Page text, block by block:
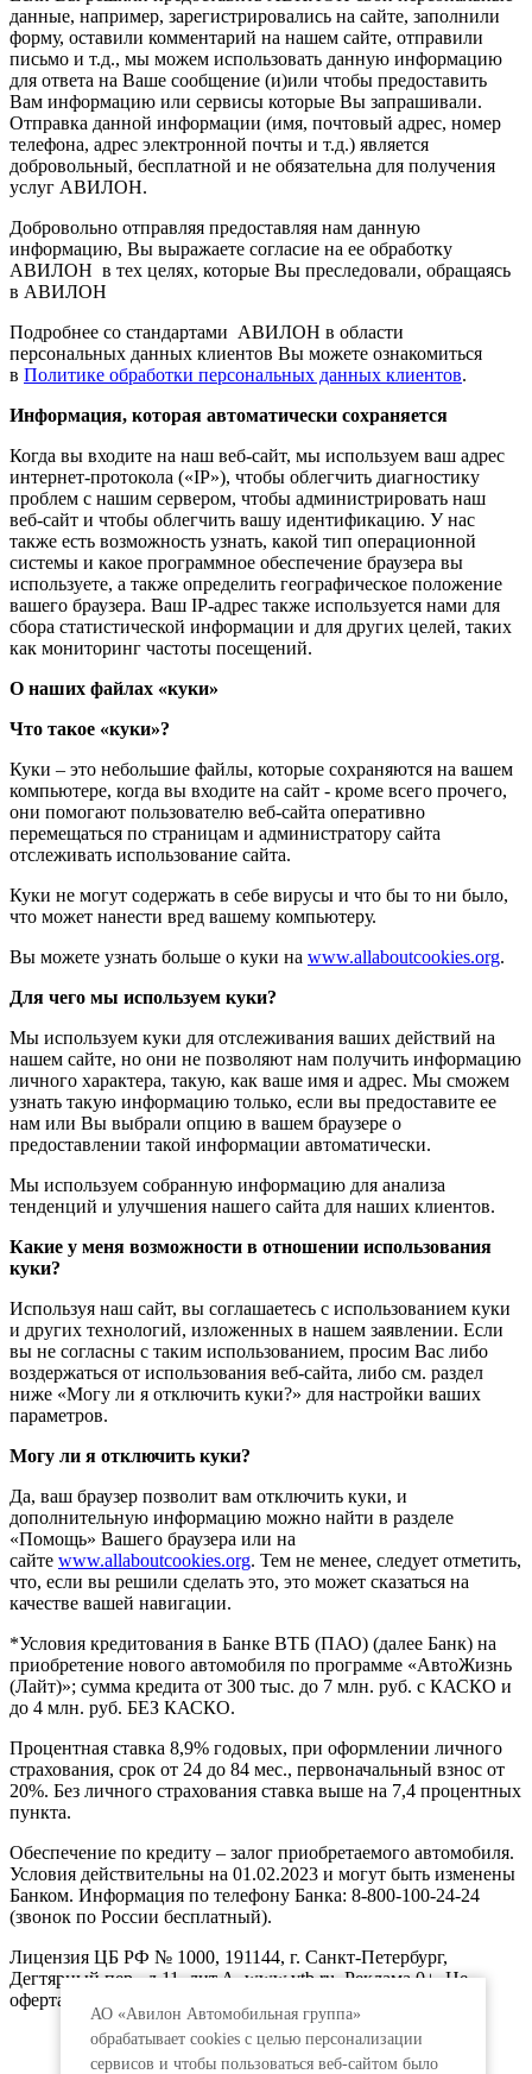
АО «Авилон Автомобильная группа»
обрабатывает cookies с целью персонализации
сервисов и чтобы пользоваться веб-сайтом было
данные, например, зарегистрировались на сайте, заполнили
форму, оставили комментарий на нашем сайте, отправили
письмо и т.д., мы можем использовать данную информацию
для ответа на Ваше сообщение (и)или чтобы предоставить
Вам информацию или сервисы которые Вы запрашивали.
Отправка данной информации (имя, почтовый адрес, номер
телефона, адрес электронной почты и т.д.) является
добровольный, бесплатной и не обязательна для получения
услуг АВИЛОН.
Добровольно отправляя предоставляя нам данную
информацию, Вы выражаете согласие на ее обработку
АВИЛОН в тех целях, которые Вы преследовали, обращаясь
в АВИЛОН
Подробнее со стандартами АВИЛОН в области
персональных данных клиентов Вы можете ознакомиться
в Политике обработки персональных данных клиентов.
Информация, которая автоматически сохраняется
Когда вы входите на наш веб-сайт, мы используем ваш адрес
интернет-протокола («IP»), чтобы облегчить диагностику
проблем с нашим сервером, чтобы администрировать наш
веб-сайт и чтобы облегчить вашу идентификацию. У нас
также есть возможность узнать, какой тип операционной
системы и какое программное обеспечение браузера вы
используете, а также определить географическое положение
вашего браузера. Ваш IP-адрес также используется нами для
сбора статистической информации и для других целей, таких
как мониторинг частоты посещений.
О наших файлах «куки»
Что такое «куки»?
Куки – это небольшие файлы, которые сохраняются на вашем
компьютере, когда вы входите на сайт - кроме всего прочего,
они помогают пользователю веб-сайта оперативно
перемещаться по страницам и администратору сайта
отслеживать использование сайта.
Куки не могут содержать в себе вирусы и что бы то ни было,
что может нанести вред вашему компьютеру.
Вы можете узнать больше о куки на www.allaboutcookies.org.
Для чего мы используем куки?
Мы используем куки для отслеживания ваших действий на
нашем сайте, но они не позволяют нам получить информацию
личного характера, такую, как ваше имя и адрес. Мы сможем
узнать такую информацию только, если вы предоставите ее
нам или Вы выбрали опцию в вашем браузере о
предоставлении такой информации автоматически.
Мы используем собранную информацию для анализа
тенденций и улучшения нашего сайта для наших клиентов.
Какие у меня возможности в отношении использования
куки?
Используя наш сайт, вы соглашаетесь с использованием куки
и других технологий, изложенных в нашем заявлении. Если
вы не согласны с таким использованием, просим Вас либо
воздержаться от использования веб-сайта, либо см. раздел
ниже «Могу ли я отключить куки?» для настройки ваших
параметров.
Могу ли я отключить куки?
Да, ваш браузер позволит вам отключить куки, и
дополнительную информацию можно найти в разделе
«Помощь» Вашего браузера или на
сайте www.allaboutcookies.org. Тем не менее, следует отметить,
что, если вы решили сделать это, это может сказаться на
качестве вашей навигации.
*Условия кредитования в Банке ВТБ (ПАО) (далее Банк) на
приобретение нового автомобиля по программе «АвтоЖизнь
(Лайт)»; сумма кредита от 300 тыс. до 7 млн. руб. с КАСКО и
до 4 млн. руб. БЕЗ КАСКО.
Процентная ставка 8,9% годовых, при оформлении личного
страхования, срок от 24 до 84 мес., первоначальный взнос от
20%. Без личного страхования ставка выше на 7,4 процентных
пункта.
Обеспечение по кредиту – залог приобретаемого автомобиля.
Условия действительны на 01.02.2023 и могут быть изменены
Банком. Информация по телефону Банка: 8-800-100-24-24
(звонок по России бесплатный).
Лицензия ЦБ РФ № 1000, 191144, г. Санкт-Петербург,
Дегтярный пер., д.11, лит.А. www.vtb.ru. Реклама 0+. Не
оферта.